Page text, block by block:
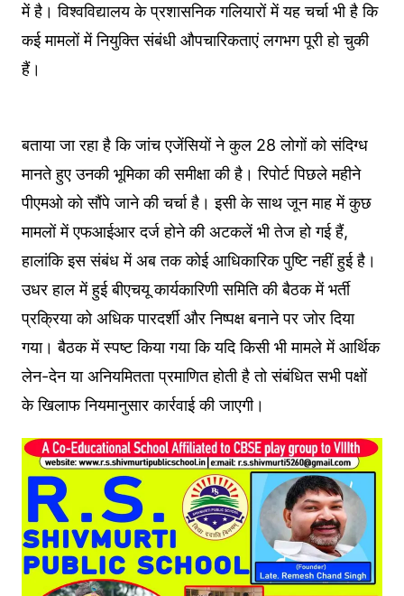
में है। विश्वविद्यालय के प्रशासनिक गलियारों में यह चर्चा भी है कि
कई मामलों में नियुक्ति संबंधी औपचारिकताएं लगभग पूरी हो चुकी
हैं।
बताया जा रहा है कि जांच एजेंसियों ने कुल 28 लोगों को संदिग्ध
मानते हुए उनकी भूमिका की समीक्षा की है। रिपोर्ट पिछले महीने
पीएमओ को सौंपे जाने की चर्चा है। इसी के साथ जून माह में कुछ
मामलों में एफआईआर दर्ज होने की अटकलें भी तेज हो गई हैं,
हालांकि इस संबंध में अब तक कोई आधिकारिक पुष्टि नहीं हुई है।
उधर हाल में हुई बीएचयू कार्यकारिणी समिति की बैठक में भर्ती
प्रक्रिया को अधिक पारदर्शी और निष्पक्ष बनाने पर जोर दिया
गया। बैठक में स्पष्ट किया गया कि यदि किसी भी मामले में आर्थिक
लेन-देन या अनियमितता प्रमाणित होती है तो संबंधित सभी पक्षों
के खिलाफ नियमानुसार कार्रवाई की जाएगी।